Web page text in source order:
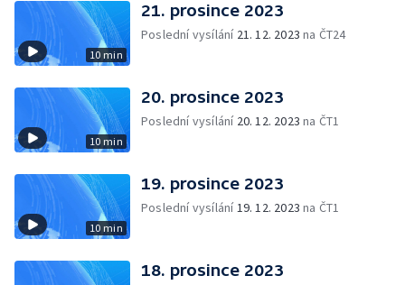
10 min
21. prosince 2023
Poslední vysílání 21. 12. 2023 na ČT24
10 min
20. prosince 2023
Poslední vysílání 20. 12. 2023 na ČT1
10 min
19. prosince 2023
Poslední vysílání19. 12. 2023 na ČT1
18. prosince 2023